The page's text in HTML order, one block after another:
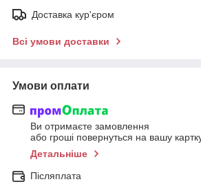
Доставка кур'єром
Всі умови доставки
Умови оплати
Ви отримаєте замовлення
або гроші повернуться на вашу
Детальніше
Післяплата